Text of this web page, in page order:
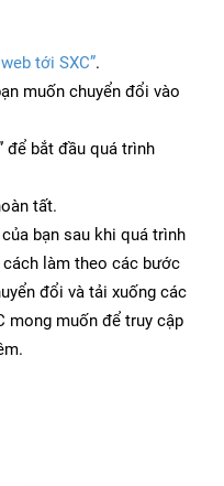
tới SXC”.
muốn chuyển đổi vào
để bắt đầu quá trình
tất.
bạn sau khi quá trình
làm theo các bước
đổi và tải xuống các
mong muốn để truy cập